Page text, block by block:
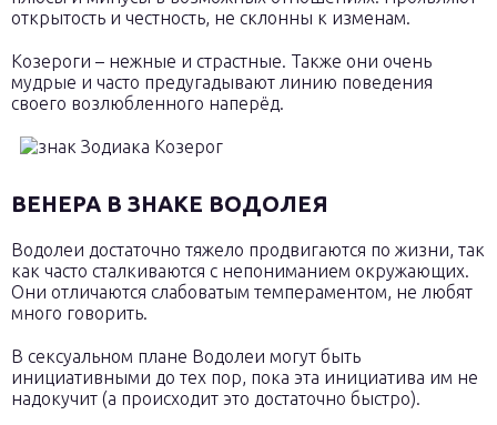
открытость и честность, не склонны к изменам.
Козероги – нежные и страстные. Также они очень
мудрые и часто предугадывают линию поведения
своего возлюбленного наперёд.
ВЕНЕРА В ЗНАКЕ ВОДОЛЕЯ
Водолеи достаточно тяжело продвигаются по жизни, так
как часто сталкиваются с непониманием окружающих.
Они отличаются слабоватым темпераментом, не любят
много говорить.
В сексуальном плане Водолеи могут быть
инициативными до тех пор, пока эта инициатива им не
надокучит (а происходит это достаточно быстро).